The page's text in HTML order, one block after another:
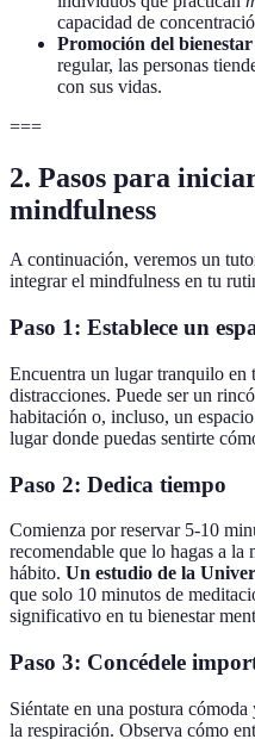
capacidad de
Promoción del
regular, las personas
con sus vidas.
===
2. Pasos para
mindfulness
A continuación, veremos un
integrar el mindfulness en tu
Paso 1: Establece un
Encuentra un lugar tranquilo en
distracciones. Puede ser un
habitación o, incluso, un
lugar donde puedas sentirte
Paso 2: Dedica tiempo
Comienza por reservar 5-10
recomendable que lo hagas a la
hábito. Un estudio de la
que solo 10 minutos de
significativo en tu bienestar
Paso 3: Concédele
Siéntate en una postura
la respiración. Observa cómo